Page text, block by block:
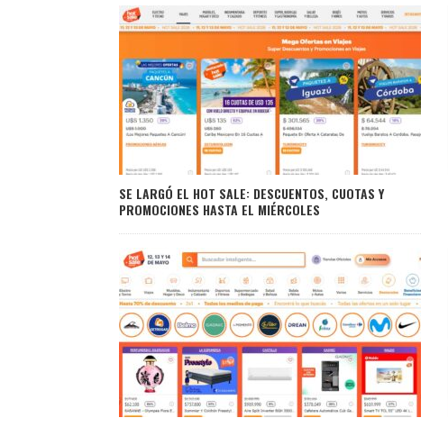
SE LARGÓ EL HOT SALE: DESCUENTOS, CUOTAS Y
PROMOCIONES HASTA EL MIÉRCOLES